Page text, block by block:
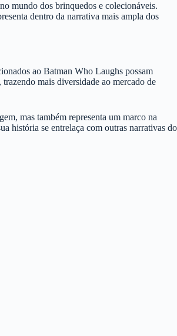
mundo dos brinquedos e colecionáveis.
dentro da narrativa mais ampla dos
ao Batman Who Laughs possam
mais diversidade ao mercado de
mas também representa um marco na
história se entrelaça com outras narrativas do